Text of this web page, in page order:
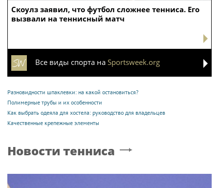
Скоулз заявил, что футбол сложнее тенниса. Его
вызвали на теннисный матч
Все виды спорта на Sportsweek.org
Разновидности шпаклевки: на какой остановиться?
Полимерные трубы и их особенности
Как выбрать одеяла для хостела: руководство для владельцев
Качественные крепежные элементы
Новости тенниса